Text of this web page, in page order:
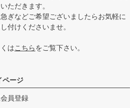
ただきます。
ぎなどご希望ございましたらお気軽に
付けくださいませ。
はこちらをご覧下さい。
ページ
員登録